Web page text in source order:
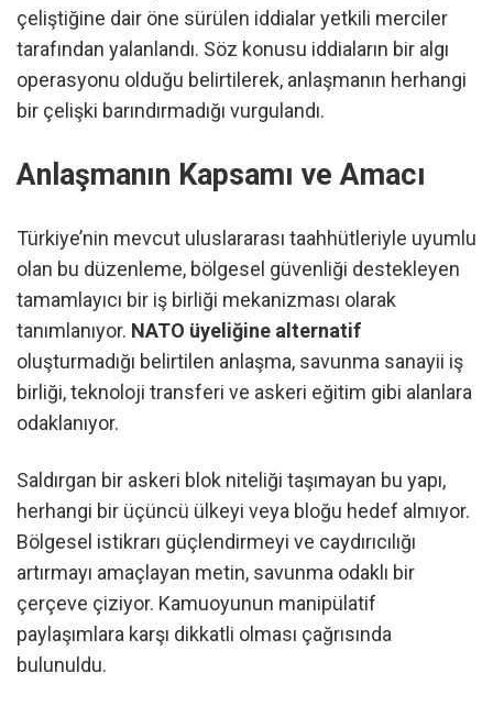
çeliştiğine dair öne sürülen iddialar yetkili merciler
tarafından yalanlandı. Söz konusu iddiaların bir algı
operasyonu olduğu belirtilerek, anlaşmanın herhangi
bir çelişki barındırmadığı vurgulandı.
Anlaşmanın Kapsamı ve Amacı
Türkiye’nin mevcut uluslararası taahhütleriyle uyumlu
olan bu düzenleme, bölgesel güvenliği destekleyen
tamamlayıcı bir iş birliği mekanizması olarak
tanımlanıyor. NATO üyeliğine alternatif
oluşturmadığı belirtilen anlaşma, savunma sanayii iş
birliği, teknoloji transferi ve askeri eğitim gibi alanlara
odaklanıyor.
Saldırgan bir askeri blok niteliği taşımayan bu yapı,
herhangi bir üçüncü ülkeyi veya bloğu hedef almıyor.
Bölgesel istikrarı güçlendirmeyi ve caydırıcılığı
artırmayı amaçlayan metin, savunma odaklı bir
çerçeve çiziyor. Kamuoyunun manipülatif
paylaşımlara karşı dikkatli olması çağrısında
bulunuldu.